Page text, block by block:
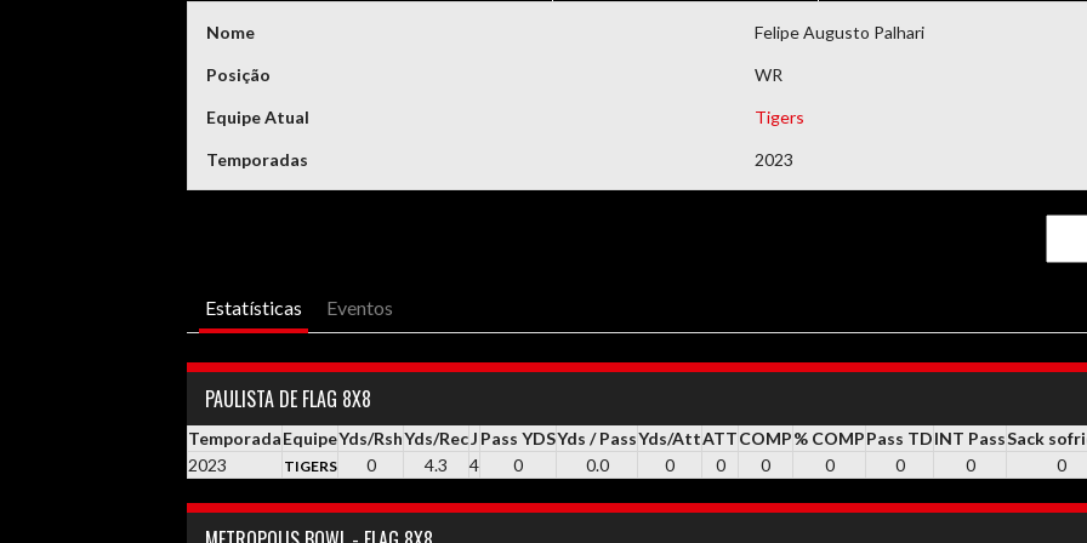
DEMAIS DOCUMENTOS
Nome Felipe Augusto Palhari
Posição WR
Equipe Atual Tigers
Temporadas 2023
Estatísticas Eventos
PAULISTA DE FLAG 8X8
TemporadaEquipeYds/RshYds/RecJ Pass YDSYds / PassYds/AttATTCOMP% COMPPass TDINT PassSack
2023
TIGERS 0 4.3 4 0 0.0 0 0 0 0 0 0 0